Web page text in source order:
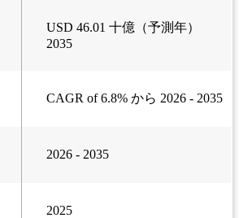
USD 46.01 十億（予測年）
2035
CAGR of 6.8% から 2026 - 2035
2026 - 2035
2025